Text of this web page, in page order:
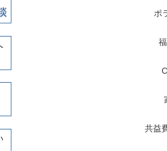
ポ
共益